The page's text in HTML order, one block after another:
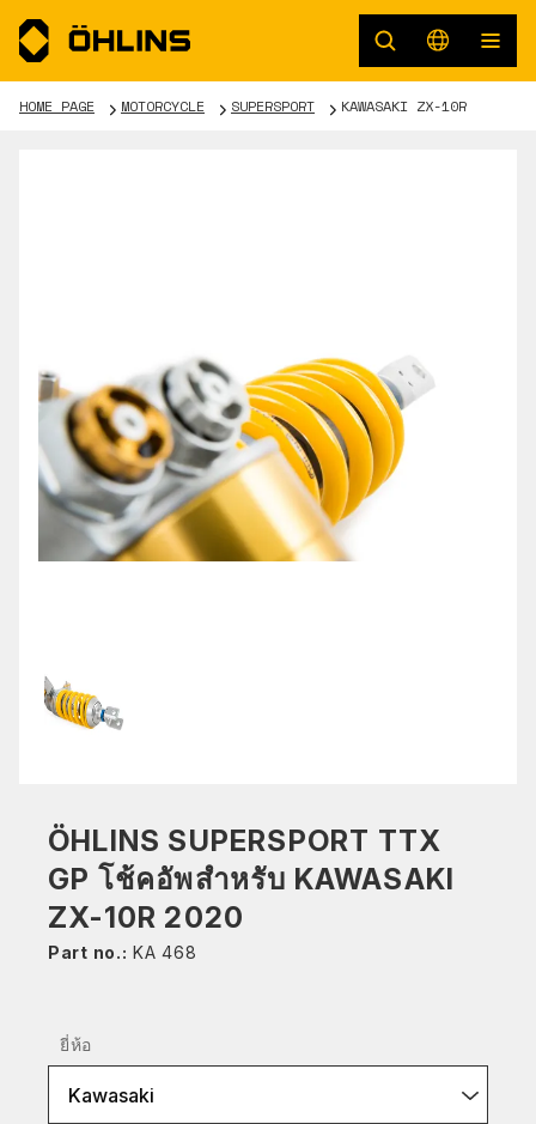
HOME PAGE MOTORCYCLE SUPERSPORT KAWASAKI ZX-10R
ÖHLINS SUPERSPORT TTX
GP โช้คอัพสำหรับ KAWASAKI
ZX-10R 2020
Part no.: KA 468
ยี่ห้อ
Kawasaki